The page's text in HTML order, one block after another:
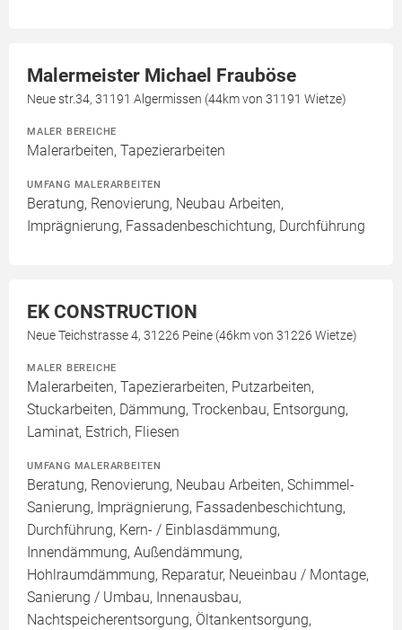
Malermeister Michael Frauböse
Neue str.34, 31191 Algermissen (44km von 31191 Wietze)
MALER BEREICHE
Malerarbeiten, Tapezierarbeiten
UMFANG MALERARBEITEN
Beratung, Renovierung, Neubau Arbeiten,
Imprägnierung, Fassadenbeschichtung, Durchführung
EK CONSTRUCTION
Neue Teichstrasse 4, 31226 Peine (46km von 31226 Wietze)
MALER BEREICHE
Malerarbeiten, Tapezierarbeiten, Putzarbeiten,
Stuckarbeiten, Dämmung, Trockenbau, Entsorgung,
Laminat, Estrich, Fliesen
UMFANG MALERARBEITEN
Beratung, Renovierung, Neubau Arbeiten, Schimmel-
Sanierung, Imprägnierung, Fassadenbeschichtung,
Durchführung, Kern- / Einblasdämmung,
Innendämmung, Außendämmung,
Hohlraumdämmung, Reparatur, Neueinbau / Montage,
Sanierung / Umbau, Innenausbau,
Nachtspeicherentsorgung, Öltankentsorgung,